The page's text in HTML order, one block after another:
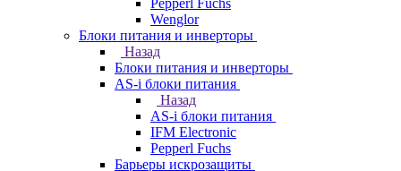
Pepperl Fuchs
Wenglor
Блоки питания и инверторы
Назад
Блоки питания и инверторы
AS-i блоки питания
Назад
AS-i блоки питания
IFM Electronic
Pepperl Fuchs
Барьеры искрозащиты